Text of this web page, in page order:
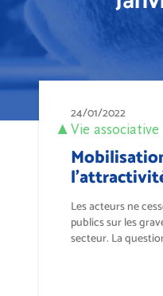
24/01/2022
Vie associative
Les acteurs ne
publics sur les
secteur. La